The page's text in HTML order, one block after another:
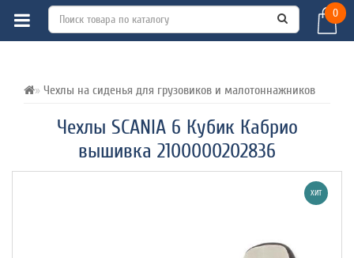
0
Чехлы на сиденья для грузовиков и малотоннажников
Чехлы SCANIA 6 Кубик Кабрио
вышивка 2100000202836
ВСЕ О ТОВАРЕ ХАРАКТЕРИСТИКИ
ХИТ